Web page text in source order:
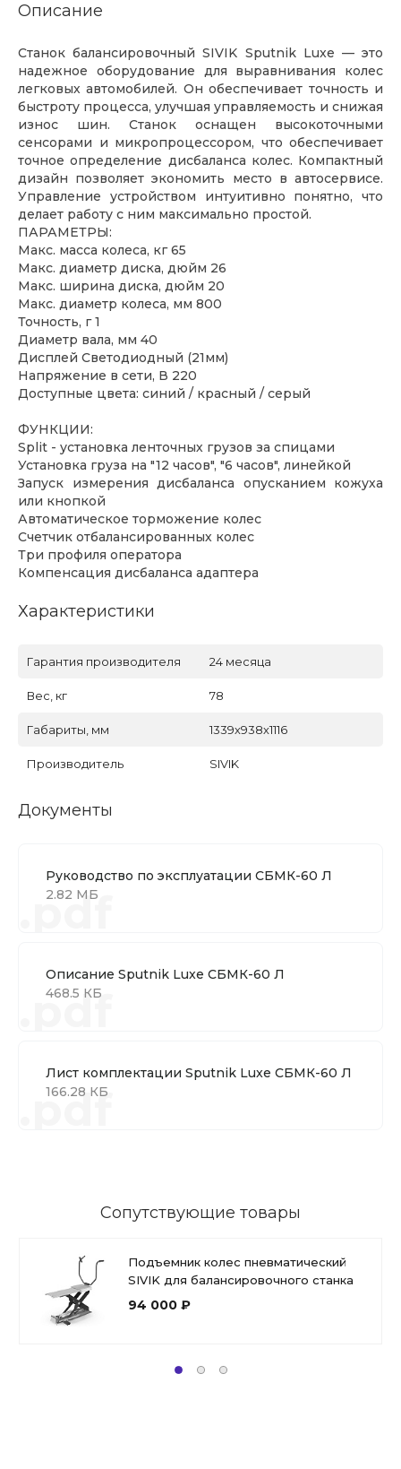
Описание
Станок балансировочный SIVIK Sputnik Luxe — это
надежное оборудование для выравнивания колес
легковых автомобилей. Он обеспечивает точность и
быстроту процесса, улучшая управляемость и снижая
износ шин. Станок оснащен высокоточными
сенсорами и микропроцессором, что обеспечивает
точное определение дисбаланса колес. Компактный
дизайн позволяет экономить место в автосервисе.
Управление устройством интуитивно понятно, что
делает работу с ним максимально простой.
ПАРАМЕТРЫ:
Макс. масса колеса, кг 65
Макс. диаметр диска, дюйм 26
Макс. ширина диска, дюйм 20
Макс. диаметр колеса, мм 800
Точность, г 1
Диаметр вала, мм 40
Дисплей Светодиодный (21мм)
Напряжение в сети, В 220
Доступные цвета: синий / красный / серый
ФУНКЦИИ:
Split - установка ленточных грузов за спицами
Установка груза на "12 часов", "6 часов", линейкой
Запуск измерения дисбаланса опусканием кожуха
или кнопкой
Автоматическое торможение колес
Счетчик отбалансированных колес
Три профиля оператора
Компенсация дисбаланса адаптера
Характеристики
Гарантия производителя 24 месяца
Вес, кг 78
Габариты, мм 1339х938х1116
Производитель SIVIK
Документы
Руководство по эксплуатации СБМК-60 Л
2.82 МБ
.pdf
Описание Sputnik Luxe СБМК-60 Л
468.5 КБ
.pdf
Лист комплектации Sputnik Luxe СБМК-60 Л
166.28 КБ
.pdf
Сопутствующие товары
Подъемник колес пневматический
SIVIK для балансировочного станка
94 000 ₽